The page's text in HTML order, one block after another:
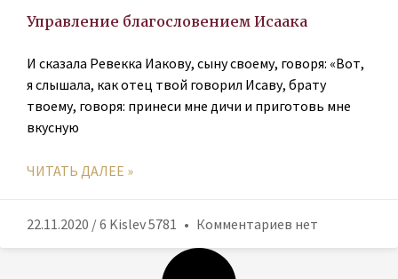
Управление благословением Исаака
И сказала Ревекка Иакову, сыну своему, говоря: «Вот,
я слышала, как отец твой говорил Исаву, брату
твоему, говоря: принеси мне дичи и приготовь мне
вкусную
ЧИТАТЬ ДАЛЕЕ »
22.11.2020 / 6 Kislev 5781 Комментариев нет